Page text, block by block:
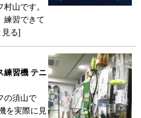
山です。
練習できて
る]
練習機 テニ
の須山で
を実際に見